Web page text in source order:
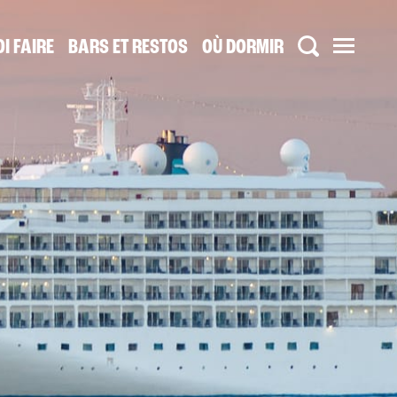
FAIRE BARS ET RESTOS OÙ DORMIR